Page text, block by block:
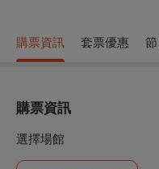
購票資訊 套票優惠
購票資訊
選擇場館